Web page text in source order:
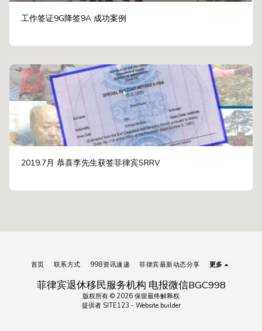
工作签证9G降签9A 成功案例
2019.7月 恭喜李先生获签菲律宾SRRV
菲律宾退休移民服务机构 电报微信BGC998
版权所有 © 2026 保留最终解释权
提供者 SITE123 - Website builder
首页 联系方式 998资讯速递 菲律宾最新动态分享 更多